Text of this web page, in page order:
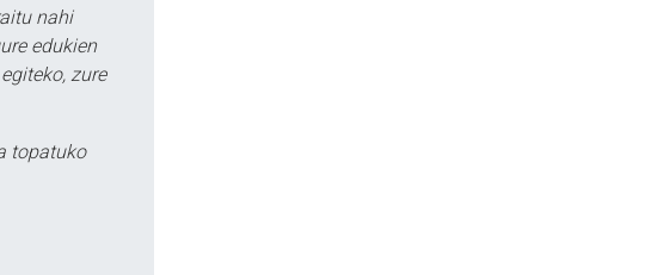
nahi
edukien
zure
topatuko